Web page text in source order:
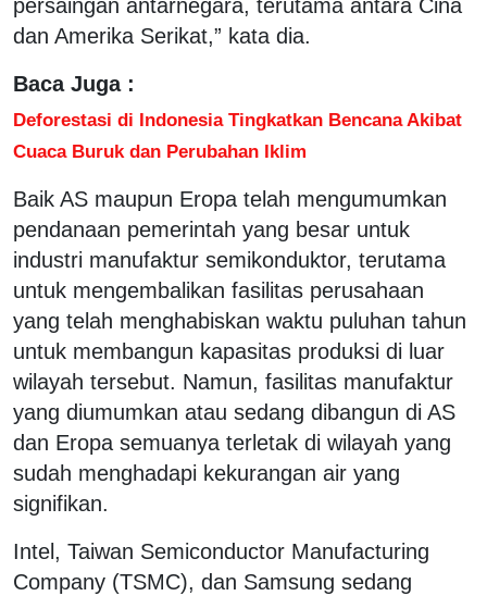
persaingan antarnegara, terutama antara Cina
dan Amerika Serikat,” kata dia.
Baca Juga :
Deforestasi di Indonesia Tingkatkan Bencana Akibat
Cuaca Buruk dan Perubahan Iklim
Baik AS maupun Eropa telah mengumumkan
pendanaan pemerintah yang besar untuk
industri manufaktur semikonduktor, terutama
untuk mengembalikan fasilitas perusahaan
yang telah menghabiskan waktu puluhan tahun
untuk membangun kapasitas produksi di luar
wilayah tersebut. Namun, fasilitas manufaktur
yang diumumkan atau sedang dibangun di AS
dan Eropa semuanya terletak di wilayah yang
sudah menghadapi kekurangan air yang
signifikan.
Intel, Taiwan Semiconductor Manufacturing
Company (TSMC), dan Samsung sedang